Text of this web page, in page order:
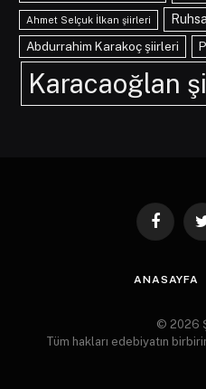
Ahmet Selçuk İlkan şiirleri
Abdurrahim Karakoç şiirleri
Karacaoğlan
Facebook
ANASAYFA
© 2026
Tüm hakları edebiyatın